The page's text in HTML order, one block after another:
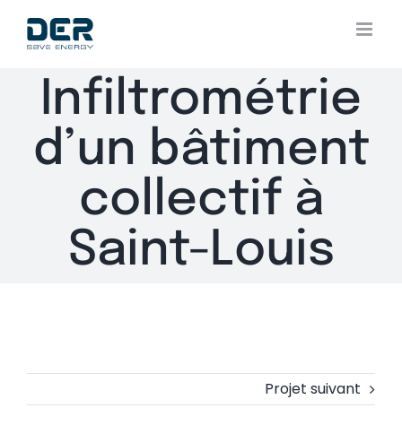
Infiltrométrie
d’un bâtiment
collectif à
Saint-Louis
Projet suivant